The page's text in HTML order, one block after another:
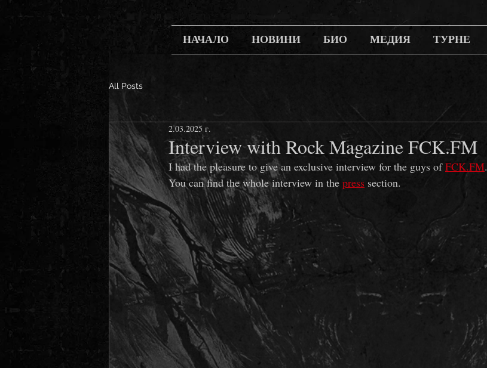
НАЧАЛО НОВИНИ БИО МЕДИЯ ТУРНЕ
All Posts
Interview with Rock Magazine FCK.FM
2.03.2025 г.
I had the pleasure to give an exclusive interview for the guys of FCK.FM.
You can find the whole interview in the press section.